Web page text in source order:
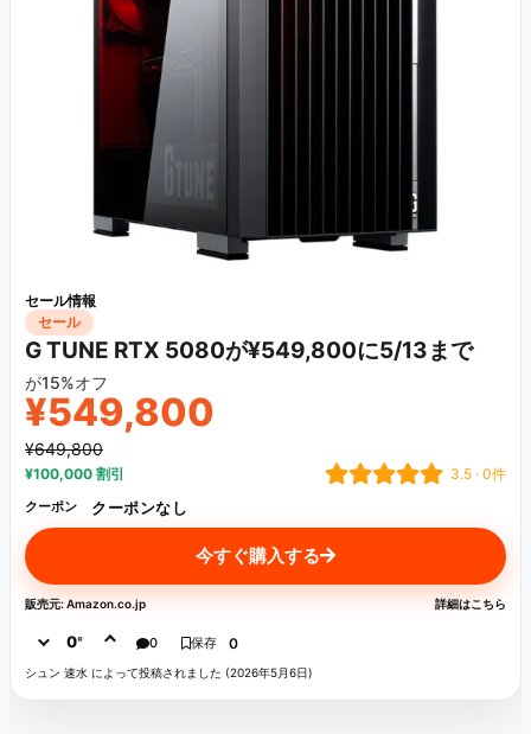
セール情報
セール
G TUNE RTX 5080が¥549,800に5/13まで
が15%オフ
¥549,800
¥649,800
¥100,000 割引 3.5 · 0件
クーポン クーポンなし
今すぐ購入する
販売元: Amazon.co.jp 詳細はこちら
0° 0 保存 0
シュン 速水 によって投稿されました (2026年5月6日)